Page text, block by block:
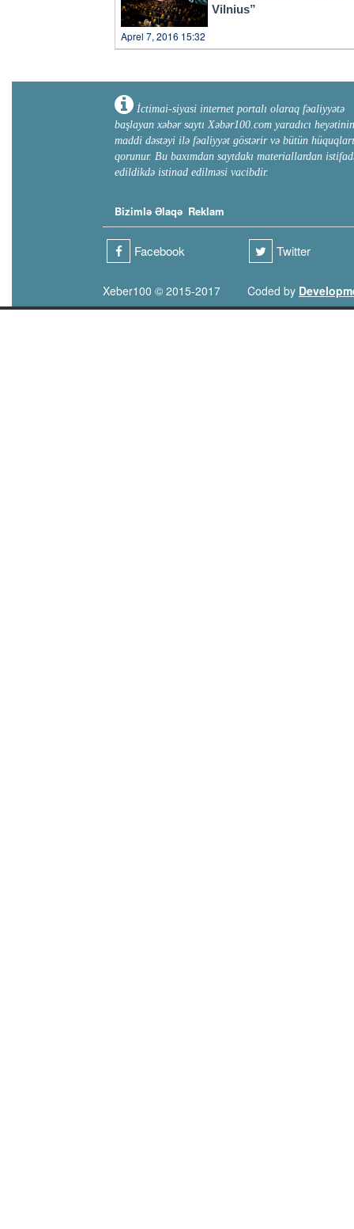
Vilnius”
Aprel 7, 2016 15:32
İctimai-siyasi internet portalı olaraq fəaliyyətə
başlayan xəbər saytı Xəbər100.com yaradıcı heyətinin
maddi dəstəyi ilə fəaliyyət göstərir və bütün hüquqları
qorunur. Bu baxımdan saytdakı materiallardan
edildikdə istinad edilməsi vacibdir.
Bizimlə Əlaqə Reklam
Facebook Twitter
Xeber100 © 2015-2017 Coded by